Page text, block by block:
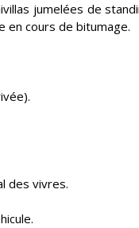
jumelées de
en cours de bitumage.
des vivres.